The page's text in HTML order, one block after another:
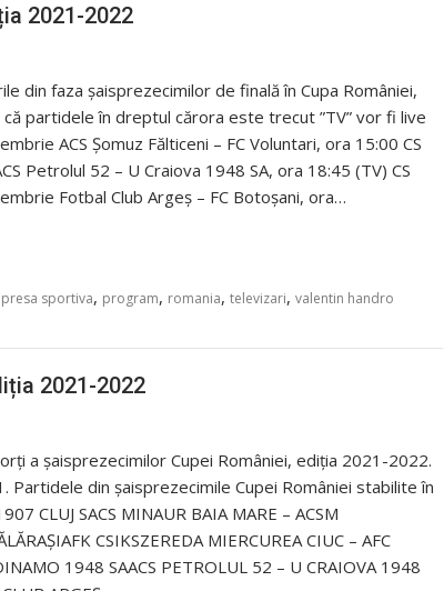
2021-2022
faza șaisprezecimilor de finală în Cupa României,
partidele în dreptul cărora este trecut ”TV” vor fi live
ACS Şomuz Fălticeni – FC Voluntari, ora 15:00 CS
Petrolul 52 – U Craiova 1948 SA, ora 18:45 (TV) CS
Fotbal Club Argeş – FC Botoşani, ora…
presa sportiva, program, romania, televizari, valentin handro
2021-2022
a șaisprezecimilor Cupei României, ediția 2021-2022.
din șaisprezecimile Cupei României stabilite în
CLUJ SACS MINAUR BAIA MARE – ACSM
CSIKSZEREDA MIERCUREA CIUC – AFC
1948 SAACS PETROLUL 52 – U CRAIOVA 1948